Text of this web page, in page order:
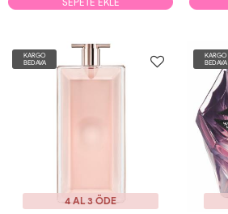
KARGO
BEDAVA
4 AL 3 ÖDE
KARGO
BEDAVA